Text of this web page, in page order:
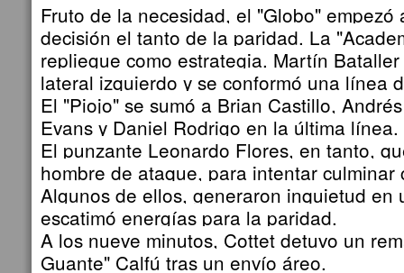
Fruto de la necesidad, el "Globo" empezó
decisión el tanto de la paridad. La
repliegue como estrategia. Martín
lateral izquierdo y se conformó una línea
El "Piojo" se sumó a Brian Castillo,
Evans y Daniel Rodrigo en la última línea.
El punzante Leonardo Flores, en tanto,
hombre de ataque, para intentar culminar
Algunos de ellos, generaron inquietud en
escatimó energías para la paridad.
A los nueve minutos, Cottet detuvo un
Guante" Calfú tras un envío áreo.